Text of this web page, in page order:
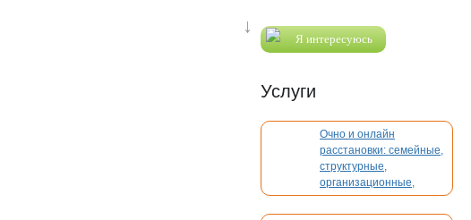
↓
Я интересуюсь
Услуги
Очно и онлайн
расстановки: семейные,
структурные,
организационные,
духовные, кармические